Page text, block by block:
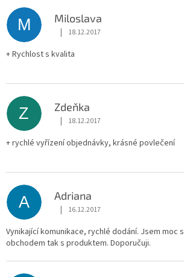
p
i
h
d
o
c
n
M Miloslava
Hodnocení obchodu je 5 z 5
| 18.12.2017
+ Rychlost s kvalita
Z Zdeňka
Hodnocení obchodu je 5 z 5
| 18.12.2017
+ rychlé vyřízení objednávky, krásné povlečení
A Adriana
Hodnocení obchodu je 5 z 5
| 16.12.2017
Vynikající komunikace, rychlé dodání. Jsem moc
obchodem tak s produktem. Doporučuji.